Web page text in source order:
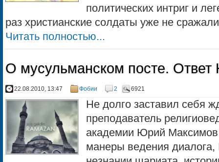
политических интриг и
раз христианские солдаты уже не
Читать полностью...
О мусульманском посте.
22.08.2010, 13:47 Фобии 2 6921
Не долго заставил себя
преподаватель
академии Юрий
манеры ведения